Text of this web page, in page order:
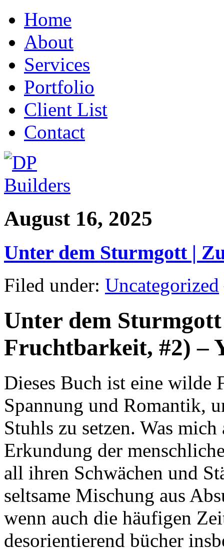
Home
About
Services
Portfolio
Client List
Contact
August 16, 2025
Unter dem Sturmgott |
Filed under: Uncategorized
Unter dem
Fruchtbarkeit, #2) –
Dieses Buch ist eine
Spannung und Romantik,
Stuhls zu setzen. Was
Erkundung der
all ihren Schwächen und
seltsame Mischung aus
wenn auch die häufigen
desorientierend bücher